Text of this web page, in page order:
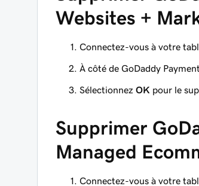
Websites +
Connectez-vous à votre
À côté de GoDaddy
Sélectionnez OK pour le
Supprimer
Managed
Connectez-vous à votre